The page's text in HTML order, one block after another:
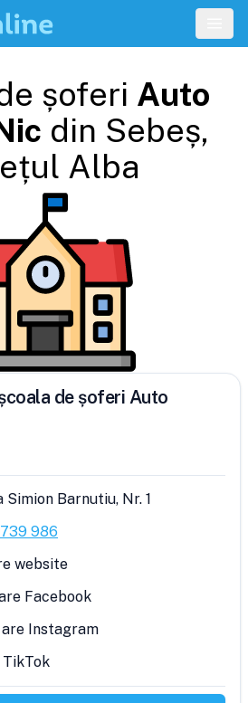
șoferi Auto
din Sebeș,
Alba
de șoferi Auto
Simion Barnutiu, Nr. 1
986
website
Facebook
are Instagram
TikTok